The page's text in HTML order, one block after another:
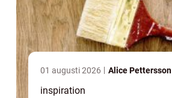
01 augusti 2026 Alice Pettersson
inspiration